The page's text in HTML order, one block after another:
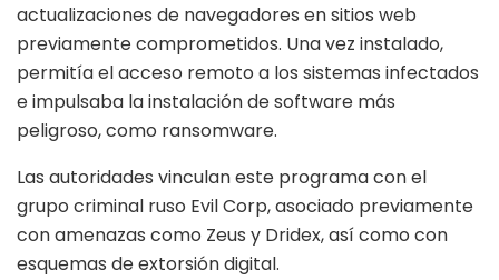
actualizaciones de navegadores en sitios web
previamente comprometidos. Una vez instalado,
permitía el acceso remoto a los sistemas infectados
e impulsaba la instalación de software más
peligroso, como ransomware.
Las autoridades vinculan este programa con el
grupo criminal ruso Evil Corp, asociado previamente
con amenazas como Zeus y Dridex, así como con
esquemas de extorsión digital.